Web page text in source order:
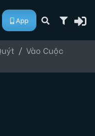
App
Vào Cuộc